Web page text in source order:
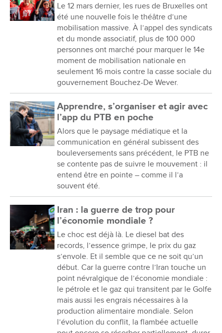
Le 12 mars dernier, les rues de Bruxelles ont
été une nouvelle fois le théâtre d’une
mobilisation massive. À l’appel des syndicats
et du monde associatif, plus de 100 000
personnes ont marché pour marquer le 14e
moment de mobilisation nationale en
seulement 16 mois contre la casse sociale du
gouvernement Bouchez-De Wever.
Apprendre, s’organiser et agir avec
l’app du PTB en poche
Alors que le paysage médiatique et la
communication en général subissent des
bouleversements sans précédent, le PTB ne
se contente pas de suivre le mouvement : il
entend être en pointe – comme il l’a
souvent été.
Iran : la guerre de trop pour
l’économie mondiale ?
Le choc est déjà là. Le diesel bat des
records, l’essence grimpe, le prix du gaz
s’envole. Et il semble que ce ne soit qu’un
début. Car la guerre contre l’Iran touche un
point névralgique de l’économie mondiale :
le pétrole et le gaz qui transitent par le Golfe
mais aussi les engrais nécessaires à la
production alimentaire mondiale. Selon
l’évolution du conflit, la flambée actuelle